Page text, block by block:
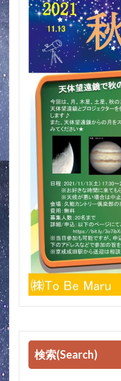
検索(Search)